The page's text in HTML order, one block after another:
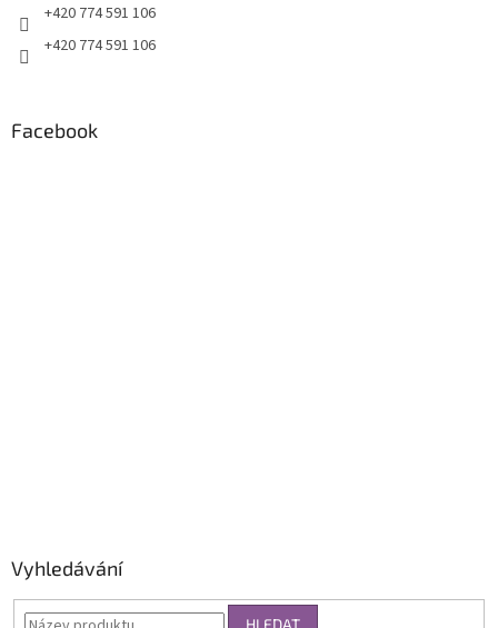
+420 774 591 106
+420 774 591 106
Facebook
Vyhledávání